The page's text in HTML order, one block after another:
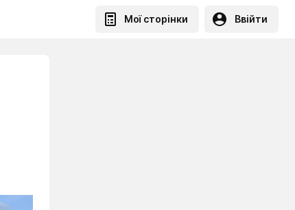
Мої сторінки Ввійти